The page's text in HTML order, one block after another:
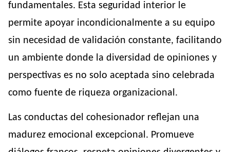
fundamentales. Esta seguridad interior le
permite apoyar incondicionalmente a su equipo
sin necesidad de validación constante, facilitando
un ambiente donde la diversidad de opiniones y
perspectivas es no solo aceptada sino celebrada
como fuente de riqueza organizacional.
Las conductas del cohesionador reflejan una
madurez emocional excepcional. Promueve